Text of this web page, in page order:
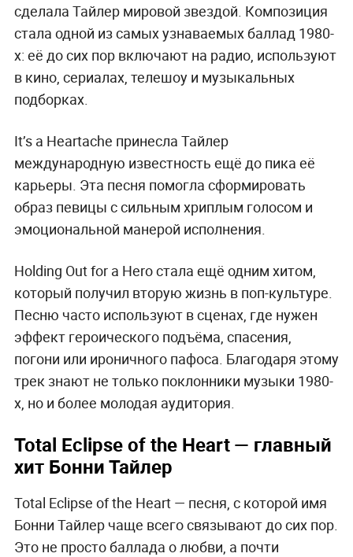
сделала Тайлер мировой звездой. Композиция
стала одной из самых узнаваемых баллад 1980-
х: её до сих пор включают на радио, используют
в кино, сериалах, телешоу и музыкальных
подборках.
It’s a Heartache принесла Тайлер
международную известность ещё до пика её
карьеры. Эта песня помогла сформировать
образ певицы с сильным хриплым голосом и
эмоциональной манерой исполнения.
Holding Out for a Hero стала ещё одним хитом,
который получил вторую жизнь в поп-культуре.
Песню часто используют в сценах, где нужен
эффект героического подъёма, спасения,
погони или ироничного пафоса. Благодаря этому
трек знают не только поклонники музыки 1980-
х, но и более молодая аудитория.
Total Eclipse of the Heart — главный
хит Бонни Тайлер
Total Eclipse of the Heart — песня, с которой имя
Бонни Тайлер чаще всего связывают до сих пор.
Это не просто баллада о любви, а почти